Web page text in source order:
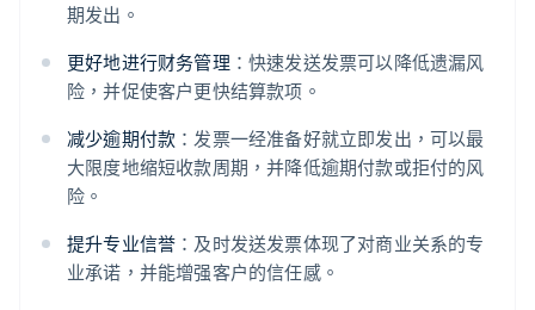
期发出。
更好地进行财务管理 ：快速发送发票可以降低遗漏风
险，并促使客户更快结算款项。
减少逾期付款 ：发票一经准备好就立即发出，可以最
大限度地缩短收款周期，并降低逾期付款或拒付的风
险。
提升专业信誉 ：及时发送发票体现了对商业关系的专
业承诺，并能增强客户的信任感。